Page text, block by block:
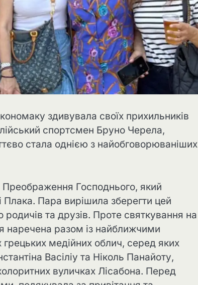
здивувала своїх прихильників
спортсмен Бруно Черела,
стала однією з найобговорюваніших
Господнього, який
Пара вирішила зберегти цей
та друзів. Проте святкування на
наречена разом із найближчими
медійних облич, серед яких
Васіліу та Ніколь Панайоту,
вуличках Лісабона. Перед